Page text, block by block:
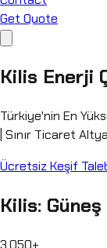
Get Quote
Kilis Enerji
Türkiye'nin En
| Sınır Ticaret
Ücretsiz Keşif
Kilis: Güneş
3.050+